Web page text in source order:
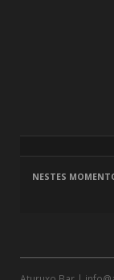
NESTES